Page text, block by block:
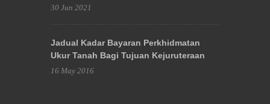
30 Jun 2021
Jadual Kadar Bayaran Perkhidmatan
Ukur Tanah Bagi Tujuan Kejuruteraan
16 May 2016